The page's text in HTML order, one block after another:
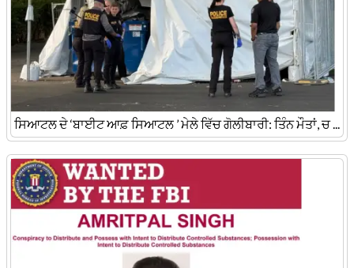
ਸਿਆਟਲ ਦੇ ‘ਬਾਈਟ ਆਫ਼ ਸਿਆਟਲ ’ ਮੇਲੇ ਵਿੱਚ ਗੋਲੀਬਾਰੀ: ਤਿੰਨ ਮੌਤਾਂ, ਚ ...